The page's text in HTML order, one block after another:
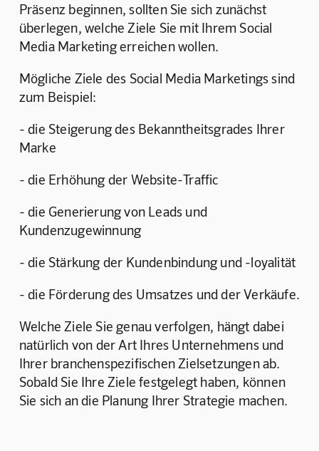
Präsenz beginnen, sollten Sie sich zunächst
überlegen, welche Ziele Sie mit Ihrem Social
Media Marketing erreichen wollen.
Mögliche Ziele des Social Media Marketings sind
zum Beispiel:
- die Steigerung des Bekanntheitsgrades Ihrer
Marke
- die Erhöhung der Website-Traffic
- die Generierung von Leads und
Kundenzugewinnung
- die Stärkung der Kundenbindung und -loyalität
- die Förderung des Umsatzes und der Verkäufe.
Welche Ziele Sie genau verfolgen, hängt dabei
natürlich von der Art Ihres Unternehmens und
Ihrer branchenspezifischen Zielsetzungen ab.
Sobald Sie Ihre Ziele festgelegt haben, können
Sie sich an die Planung Ihrer Strategie machen.